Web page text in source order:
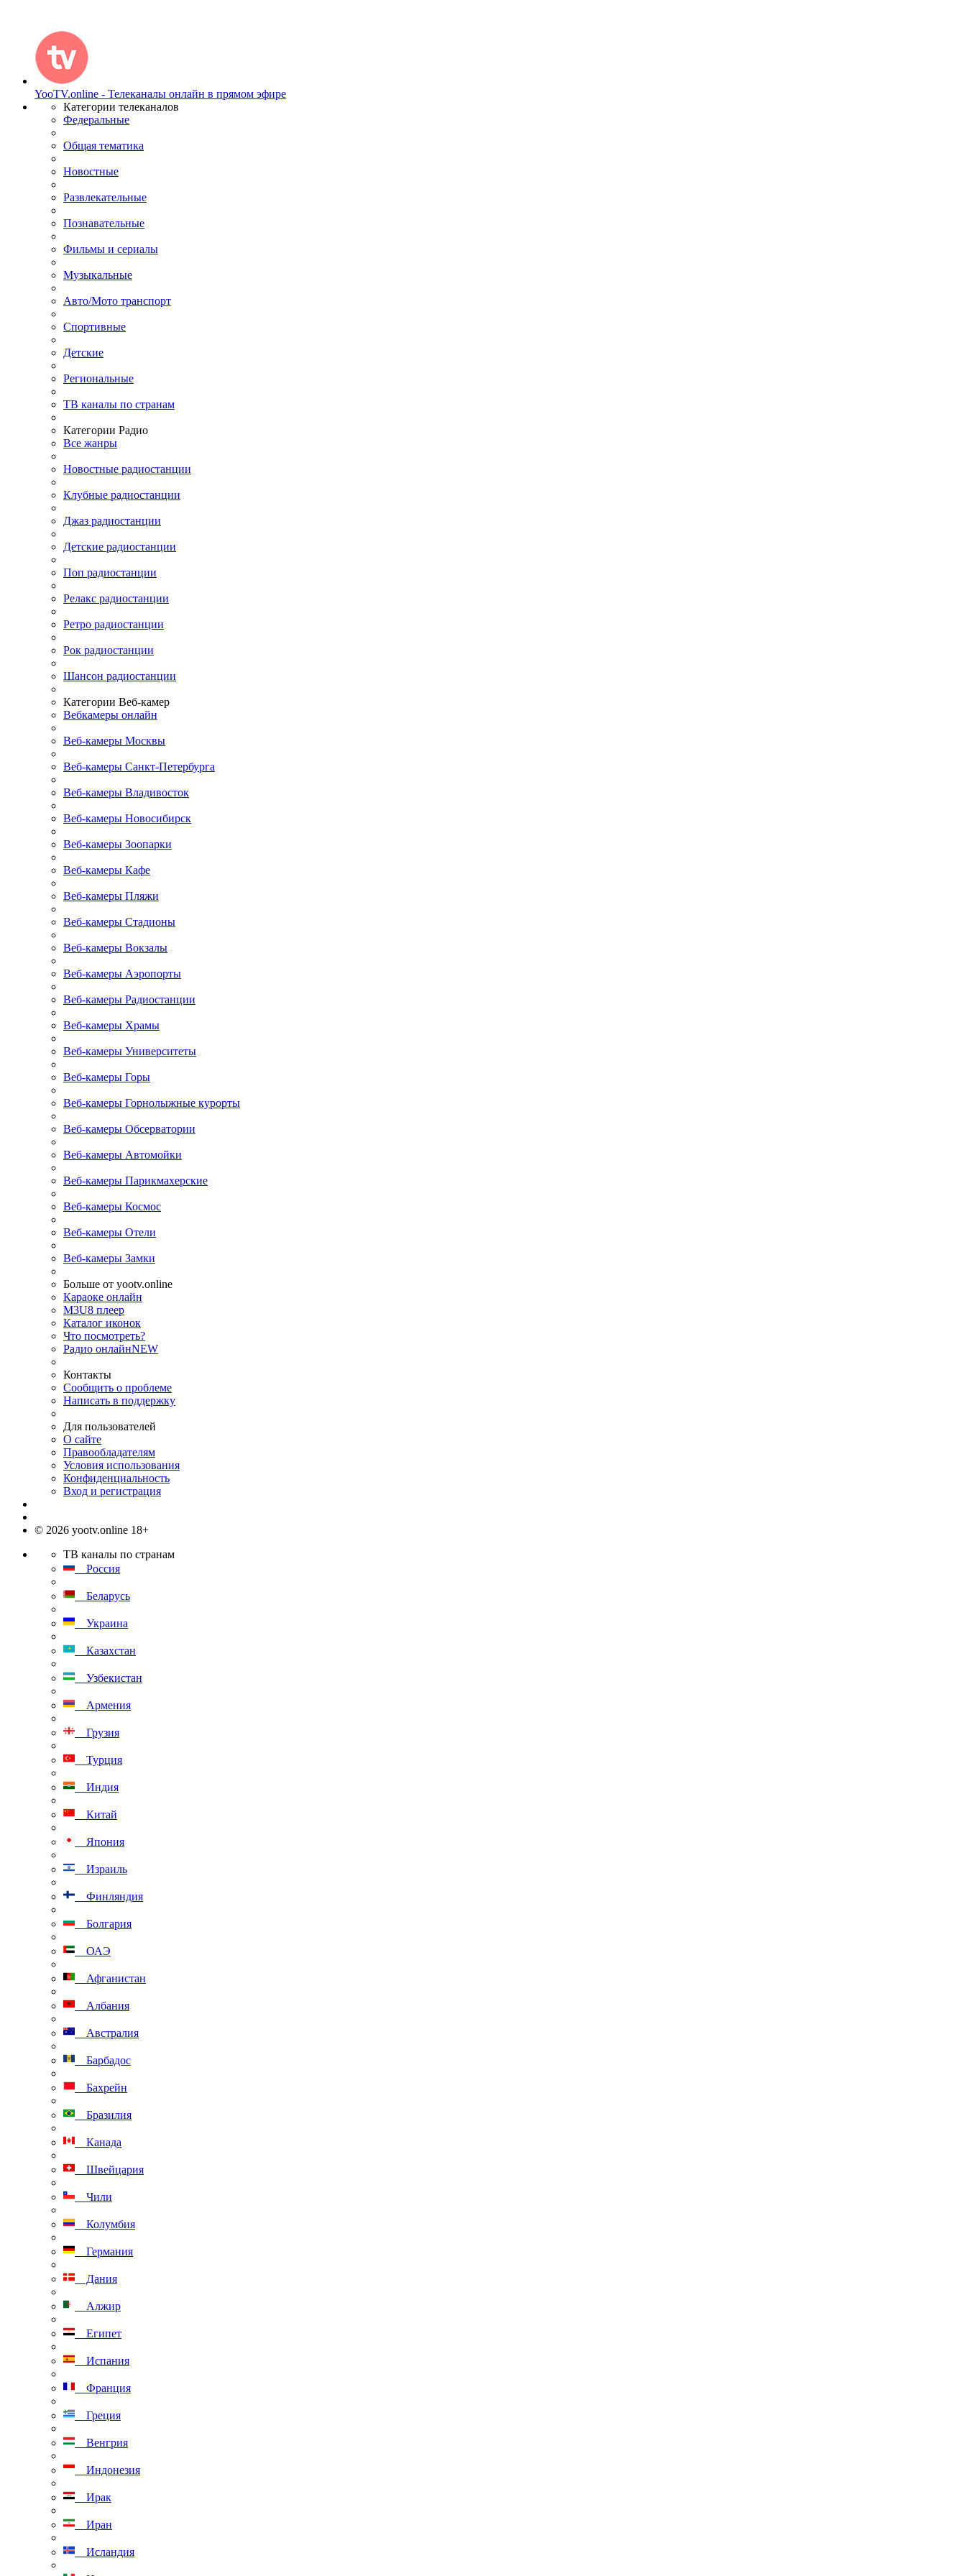
YooTV.online - Телеканалы онлайн в прямом эфире
Категории телеканалов
Федеральные
Общая тематика
Новостные
Развлекательные
Познавательные
Фильмы и сериалы
Музыкальные
Авто/Мото транспорт
Спортивные
Детские
Региональные
ТВ каналы по странам
Категории Радио
Все жанры
Новостные радиостанции
Клубные радиостанции
Джаз радиостанции
Детские радиостанции
Поп радиостанции
Релакс радиостанции
Ретро радиостанции
Рок радиостанции
Шансон радиостанции
Категории Веб-камер
Вебкамеры онлайн
Веб-камеры Москвы
Веб-камеры Санкт-Петербурга
Веб-камеры Владивосток
Веб-камеры Новосибирск
Веб-камеры Зоопарки
Веб-камеры Кафе
Веб-камеры Пляжи
Веб-камеры Стадионы
Веб-камеры Вокзалы
Веб-камеры Аэропорты
Веб-камеры Радиостанции
Веб-камеры Храмы
Веб-камеры Университеты
Веб-камеры Горы
Веб-камеры Горнолыжные курорты
Веб-камеры Обсерватории
Веб-камеры Автомойки
Веб-камеры Парикмахерские
Веб-камеры Космос
Веб-камеры Отели
Веб-камеры Замки
Больше от yootv.online
Караоке онлайн
M3U8 плеер
Каталог иконок
Что посмотреть?
Радио онлайнNEW
Контакты
Сообщить о проблеме
Написать в поддержку
Для пользователей
О сайте
Правообладателям
Условия использования
Конфиденциальность
Вход и регистрация
© 2026 yootv.online 18+
ТВ каналы по странам
Россия
Беларусь
Украина
Казахстан
Узбекистан
Армения
Грузия
Турция
Индия
Китай
Япония
Израиль
Финляндия
Болгария
ОАЭ
Афганистан
Албания
Австралия
Барбадос
Бахрейн
Бразилия
Канада
Швейцария
Чили
Колумбия
Германия
Дания
Алжир
Египет
Испания
Франция
Греция
Венгрия
Индонезия
Ирак
Иран
Исландия